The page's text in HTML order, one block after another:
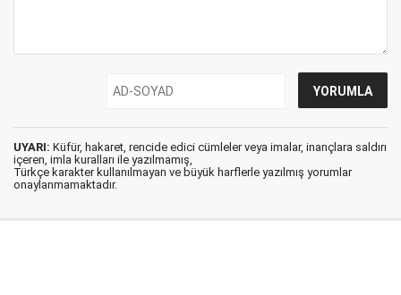
UYARI: Küfür, hakaret, rencide edici cümleler veya imalar, inançlara saldırı
içeren, imla kuralları ile yazılmamış,
Türkçe karakter kullanılmayan ve büyük harflerle yazılmış yorumlar
onaylanmamaktadır.